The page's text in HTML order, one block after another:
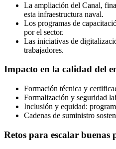
La ampliación del Canal,
esta infraestructura naval.
Los programas de
por el sector.
Las iniciativas de
trabajadores.
Impacto en la calidad del
Formación técnica y
Formalización y seguridad
Inclusión y equidad:
Cadenas de suministro
Retos para escalar buenas